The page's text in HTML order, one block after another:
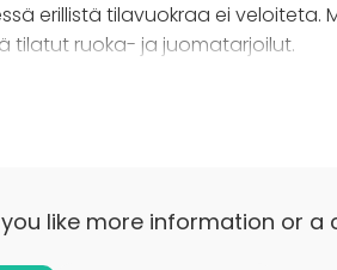
erillistä tilavuokraa ei veloiteta.
tilatut ruoka- ja juomatarjoilut.
vaikuttaa tilaisuuden
toisessa kerroksessa on
like more information or a